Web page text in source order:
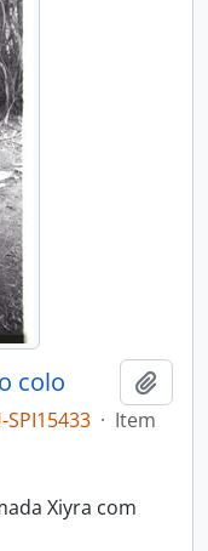
colo
SPI15433 · Item
Xiyra com